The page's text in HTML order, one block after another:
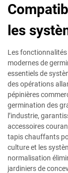
les
Les
modernes de
essentiels de
des opérations
pépinières
germination des
l’industrie,
accessoires
tapis chauffants
culture et les
normalisation
jardiniers de